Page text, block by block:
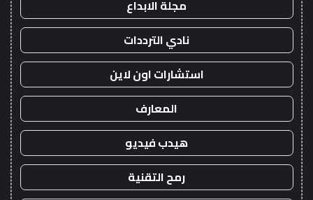
مجلة الابداع
نادي الترددات
استشارات اون لاين
المعارف
هيدب فيديو
رمح التقنية